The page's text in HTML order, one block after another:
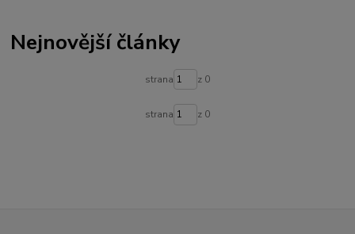
Nejnovější články
strana z 0
strana z 0